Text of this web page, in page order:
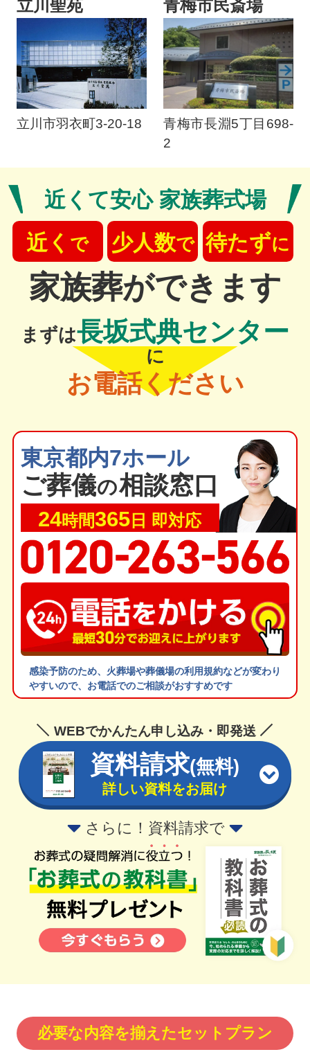
立川聖苑
立川市羽衣町3-20-18
青梅市民斎場
青梅市長淵5丁目698-
2
近くて安心 家族葬式場
近く で 少人数で 待たずに
家族葬ができます
まずは長坂式典センター
に
お電話ください
東京都内7ホール
ご葬儀の相談窓口
24時間365 日 即対応
感染予防のため、火葬場や葬儀場の利用規約などが変わり
やすいので、お電話でのご相談がおすすめです
WEBでかんたん申し込み・即発送
資料請求(無料)
詳しい資料をお届け
さらに！資料請求で
必要な内容を揃えたセットプラン